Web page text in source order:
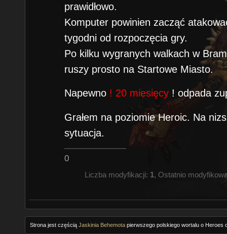
prawidłowo.
Komputer powinien zacząć
tygodni od rozpoczęcia gry.
Po kilku wygranych walkach w
ruszy prosto na Startowe Miasto.
Napewno ! 20 miesięcy ! odpada
Grałem na poziomie Heroic. Na
sytuacja.
0
Liczba modyfikacji: 1, Ostatnio
Strona jest częścią Jaskinia Behemotapierwszego polskiego wortalu o Heroes